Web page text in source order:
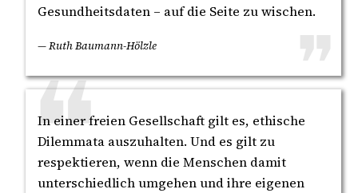
Gesundheitsdaten – auf die Seite zu wischen.
— Ruth Baumann-Hölzle
In einer freien Gesellschaft gilt es, ethische
Dilemmata auszuhalten. Und es gilt zu
respektieren, wenn die Menschen damit
unterschiedlich umgehen und ihre eigenen